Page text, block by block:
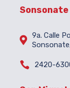
Sonsonate
 9a. Calle
 2420-